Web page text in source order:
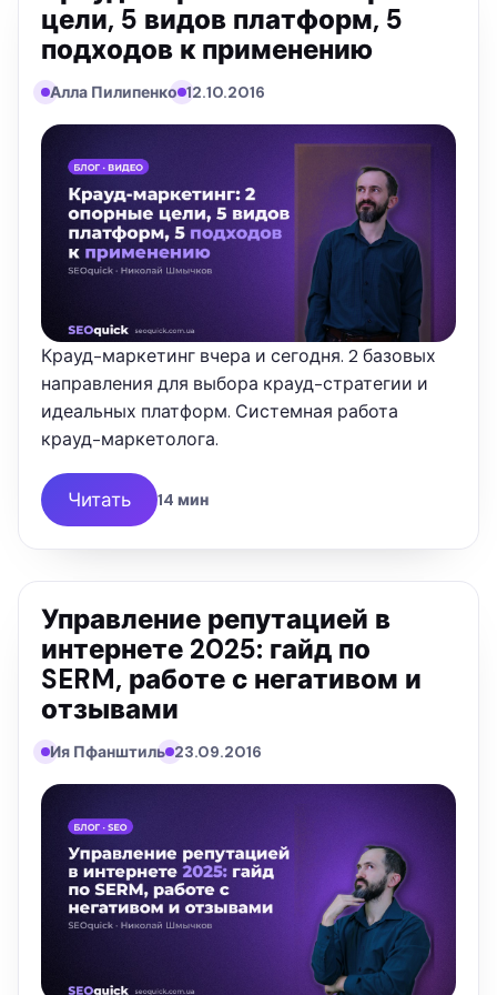
цели, 5 видов платформ, 5
подходов к применению
Алла Пилипенко 12.10.2016
Крауд-маркетинг вчера и сегодня. 2 базовых
направления для выбора крауд-стратегии и
идеальных платформ. Системная работа
крауд-маркетолога.
Читать 14 мин
Управление репутацией в
интернете 2025: гайд по
SERM, работе с негативом и
отзывами
Ия Пфанштиль 23.09.2016